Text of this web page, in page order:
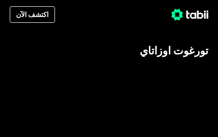
اكتشف الآن
تورغوت اوزاتاي